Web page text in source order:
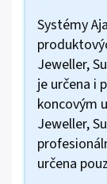
Systémy
Jeweller,
je určena i
koncovým
Jeweller,
určena